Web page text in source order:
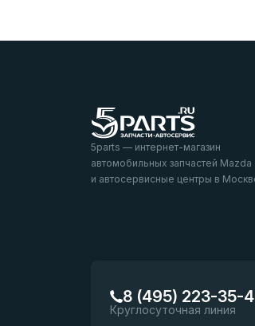
5parts — интернет-магазин
автомобильных запчастей Mazda
и автосервисные центры в
8 (495) 223-35-
Круглосуточная линия